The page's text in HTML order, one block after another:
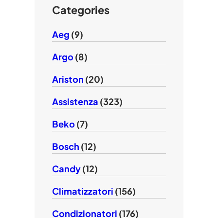
e
Categories
Aeg (9)
Argo(8)
Ariston (20)
Assistenza (323)
Beko(7)
Bosch (12)
Candy(12)
Climatizzatori (156)
Condizionatori (176)